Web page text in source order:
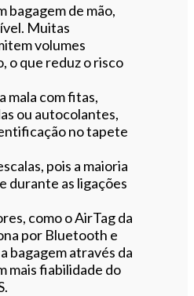
bagagem de mão,
Muitas
volumes
o que reduz o risco
mala com fitas,
ou autocolantes,
no tapete
pois a maioria
durante as ligações
como o AirTag da
por Bluetooth e
bagagem através da
mais fiabilidade do